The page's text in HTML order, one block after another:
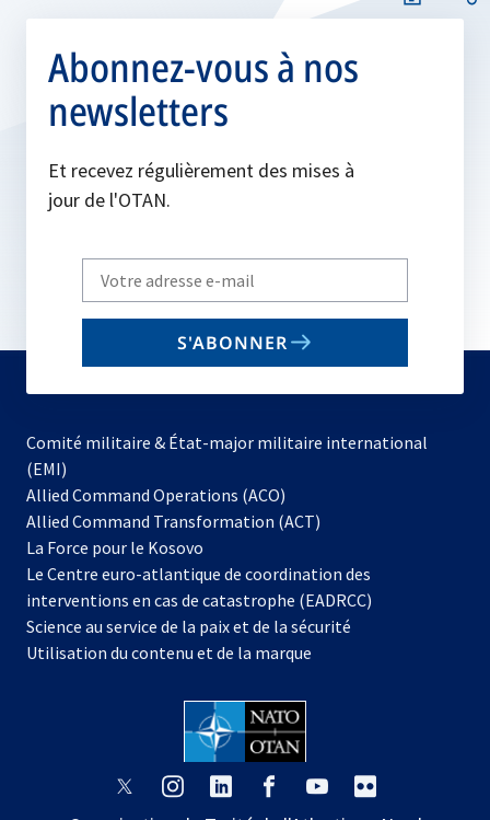
Abonnez-vous à nos
newsletters
Et recevez régulièrement des mises à
jour de l'OTAN.
Write
your
email
S'ABONNER
Comité militaire & État-major militaire international
(EMI)
Allied Command Operations (ACO)
dans
nouvel
onglet
Allied Command Transformation (ACT)
La Force pour le Kosovo
dans
un
nouvel
onglet
Le Centre euro-atlantique de coordination des
interventions en cas de catastrophe (EADRCC)
Science au service de la paix et de la sécurité
Utilisation du contenu et de la marque
s’ouvres’ouvres’ouvres’ouvres’ouvre